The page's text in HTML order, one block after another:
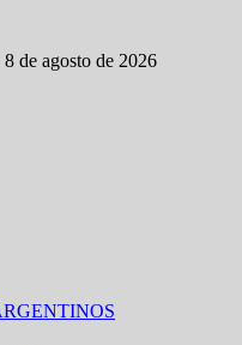
de agosto de 2026